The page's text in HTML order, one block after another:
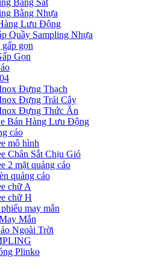
Bằng Sắt
Bằng Nhựa
Lưu Động
Quầy Sampling Nhựa
gọn
Gọn
Đựng Thạch
Đựng Trái Cây
Đựng Thức Ăn
Bán Hàng Lưu Động
cáo
mô hình
Chân Sắt Chịu Gió
2 mặt quảng cáo
quảng cáo
chữ A
chữ H
may mắn
Mắn
Ngoài Trời
Plinko